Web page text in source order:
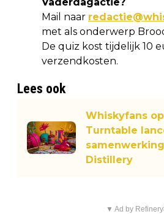
Mail naar
met als onderwerp
De quiz kost tijdelijk 10
verzendkosten.
Lees ook
Whiskyfans
Turntable
Distillery
▼ Ad by